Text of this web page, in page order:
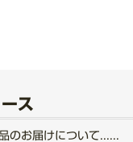
ス
のお届けについて......